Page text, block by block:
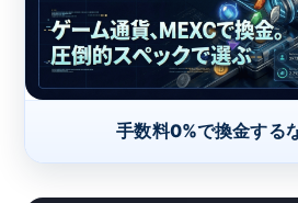
手数料0%で換金する